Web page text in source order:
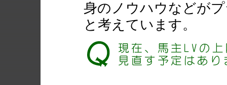
身のノウハウなどが
と考えています。